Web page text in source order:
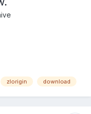
zlorigin download